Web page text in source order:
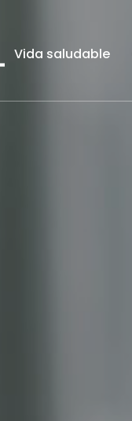
Vida saludable